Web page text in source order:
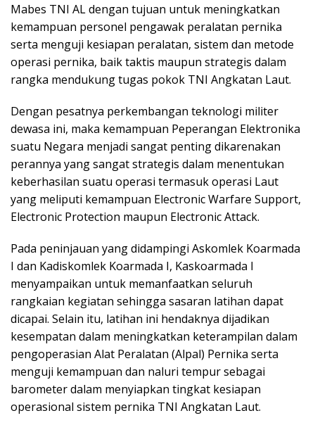
Mabes TNI AL dengan tujuan untuk meningkatkan
kemampuan personel pengawak peralatan pernika
serta menguji kesiapan peralatan, sistem dan metode
operasi pernika, baik taktis maupun strategis dalam
rangka mendukung tugas pokok TNI Angkatan Laut.
Dengan pesatnya perkembangan teknologi militer
dewasa ini, maka kemampuan Peperangan Elektronika
suatu Negara menjadi sangat penting dikarenakan
perannya yang sangat strategis dalam menentukan
keberhasilan suatu operasi termasuk operasi Laut
yang meliputi kemampuan Electronic Warfare Support,
Electronic Protection maupun Electronic Attack.
Pada peninjauan yang didampingi Askomlek Koarmada
I dan Kadiskomlek Koarmada I, Kaskoarmada I
menyampaikan untuk memanfaatkan seluruh
rangkaian kegiatan sehingga sasaran latihan dapat
dicapai. Selain itu, latihan ini hendaknya dijadikan
kesempatan dalam meningkatkan keterampilan dalam
pengoperasian Alat Peralatan (Alpal) Pernika serta
menguji kemampuan dan naluri tempur sebagai
barometer dalam menyiapkan tingkat kesiapan
operasional sistem pernika TNI Angkatan Laut.